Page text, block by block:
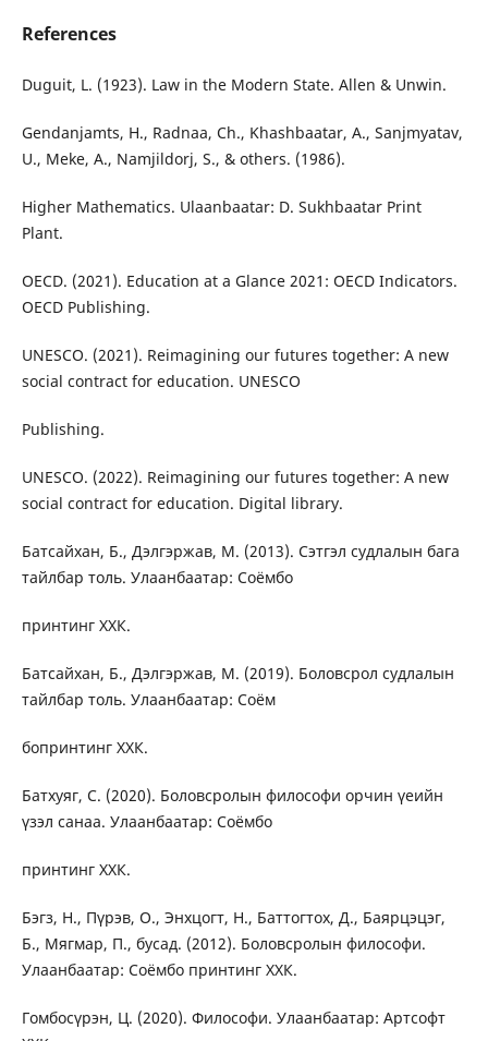
References
Duguit, L. (1923). Law in the Modern State. Allen & Unwin.
Gendanjamts, H., Radnaa, Ch., Khashbaatar, A., Sanjmyatav,
U., Meke, A., Namjildorj, S., & others. (1986).
Higher Mathematics. Ulaanbaatar: D. Sukhbaatar Print
Plant.
OECD. (2021). Education at a Glance 2021: OECD Indicators.
OECD Publishing.
UNESCO. (2021). Reimagining our futures together: A new
social contract for education. UNESCO
Publishing.
UNESCO. (2022). Reimagining our futures together: A new
social contract for education. Digital library.
Батсайхан, Б., Дэлгэржав, М. (2013). Сэтгэл судлалын бага
тайлбар толь. Улаанбаатар: Соёмбо
принтинг ХХК.
Батсайхан, Б., Дэлгэржав, М. (2019). Боловсрол судлалын
тайлбар толь. Улаанбаатар: Соём
бопринтинг ХХК.
Батхуяг, С. (2020). Боловсролын философи орчин үеийн
үзэл санаа. Улаанбаатар: Соёмбо
принтинг ХХК.
Бэгз, Н., Пүрэв, О., Энхцогт, Н., Баттогтох, Д., Баярцэцэг,
Б., Мягмар, П., бусад. (2012). Боловсролын философи.
Улаанбаатар: Соёмбо принтинг ХХК.
Гомбосүрэн, Ц. (2020). Философи. Улаанбаатар: Артсофт